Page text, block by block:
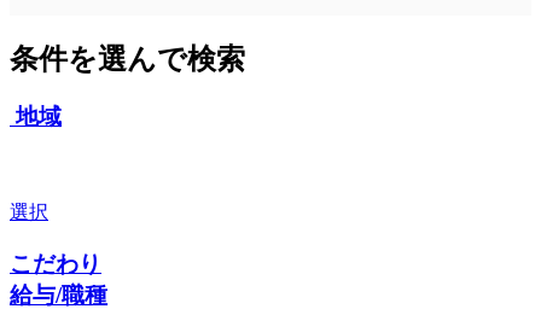
条件を選んで検索
地域
選択
こだわり
給与/職種